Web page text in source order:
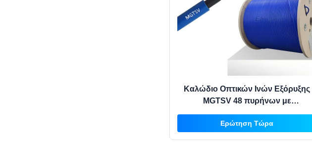
Καλώδιο Οπτικών Ινών Εξόρυξης
MGTSV 48 πυρήνων με
επιβραδυντικό φλόγας περίβλημα
και θωράκιση από χαλύβδινη ταινία
Ερώτηση Τώρα